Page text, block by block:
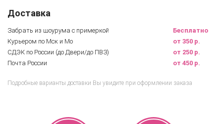
Доставка
Забрать из шоурума с примеркой
Бесплатно
Курьером по Мск и Мо
от 350 р.
СДЭК по России (до Двери/до ПВЗ)
от 250 р.
Почта России
от 450 р.
Подробные варианты доставки Вы увидите при оформлении заказа